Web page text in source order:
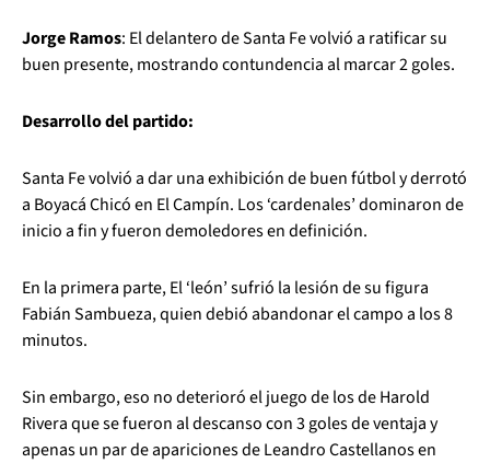
Jorge Ramos: El delantero de Santa Fe volvió a ratificar su
buen presente, mostrando contundencia al marcar 2 goles.
Desarrollo del partido:
Santa Fe volvió a dar una exhibición de buen fútbol y derrotó
a Boyacá Chicó en El Campín. Los ‘cardenales’ dominaron de
inicio a fin y fueron demoledores en definición.
En la primera parte, El ‘león’ sufrió la lesión de su figura
Fabián Sambueza, quien debió abandonar el campo a los 8
minutos.
Sin embargo, eso no deterioró el juego de los de Harold
Rivera que se fueron al descanso con 3 goles de ventaja y
apenas un par de apariciones de Leandro Castellanos en